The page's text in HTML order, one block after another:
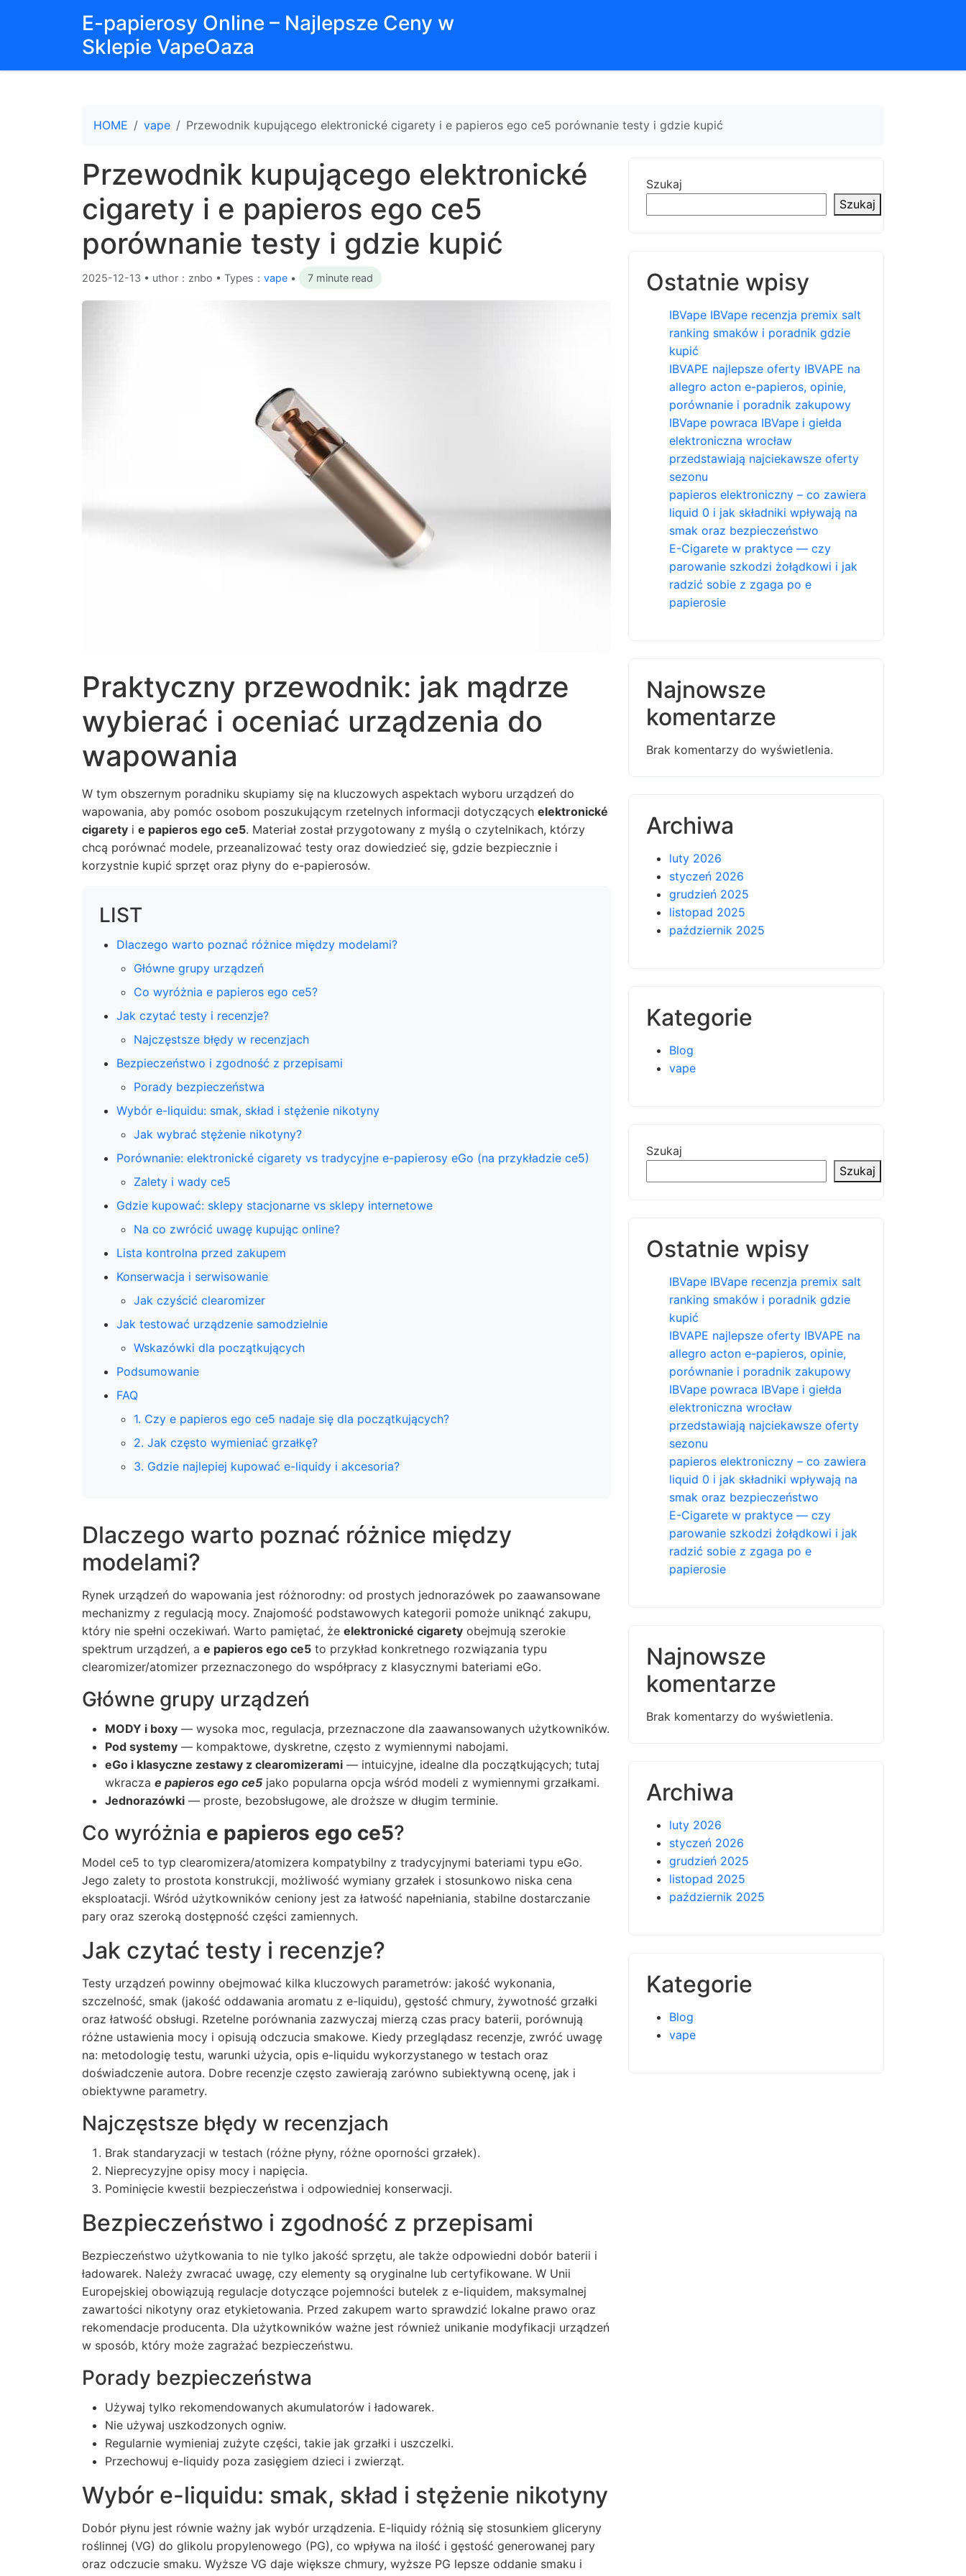
E-papierosy Online – Najlepsze Ceny w
Sklepie VapeOaza
HOME vape Przewodnik kupującego elektronické cigarety i e papieros ego ce5 porównanie testy i gdzie kupić
Przewodnik kupującego elektronické
cigarety i e papieros ego ce5
porównanie testy i gdzie kupić
2025-12-13 • uthor：znbo • Types： vape • 7 minute read
Praktyczny przewodnik: jak mądrze
wybierać i oceniać urządzenia do
wapowania
W tym obszernym poradniku skupiamy się na kluczowych aspektach wyboru urządzeń do
wapowania, aby pomóc osobom poszukującym rzetelnych informacji dotyczących elektronické
cigarety i e papieros ego ce5. Materiał został przygotowany z myślą o czytelnikach, którzy
chcą porównać modele, przeanalizować testy oraz dowiedzieć się, gdzie bezpiecznie i
korzystnie kupić sprzęt oraz płyny do e-papierosów.
LIST
Dlaczego warto poznać różnice między modelami?
Główne grupy urządzeń
Co wyróżnia e papieros ego ce5?
Jak czytać testy i recenzje?
Najczęstsze błędy w recenzjach
Bezpieczeństwo i zgodność z przepisami
Porady bezpieczeństwa
Wybór e-liquidu: smak, skład i stężenie nikotyny
Jak wybrać stężenie nikotyny?
Porównanie: elektronické cigarety vs tradycyjne e-papierosy eGo (na przykładzie ce5)
Zalety i wady ce5
Gdzie kupować: sklepy stacjonarne vs sklepy internetowe
Na co zwrócić uwagę kupując online?
Lista kontrolna przed zakupem
Konserwacja i serwisowanie
Jak czyścić clearomizer
Jak testować urządzenie samodzielnie
Wskazówki dla początkujących
Podsumowanie
FAQ
1. Czy e papieros ego ce5 nadaje się dla początkujących?
2. Jak często wymieniać grzałkę?
3. Gdzie najlepiej kupować e-liquidy i akcesoria?
Dlaczego warto poznać różnice między
modelami?
Rynek urządzeń do wapowania jest różnorodny: od prostych jednorazówek po zaawansowane
mechanizmy z regulacją mocy. Znajomość podstawowych kategorii pomoże uniknąć zakupu,
który nie spełni oczekiwań. Warto pamiętać, że elektronické cigarety obejmują szerokie
spektrum urządzeń, a e papieros ego ce5 to przykład konkretnego rozwiązania typu
clearomizer/atomizer przeznaczonego do współpracy z klasycznymi bateriami eGo.
Główne grupy urządzeń
MODY i boxy — wysoka moc, regulacja, przeznaczone dla zaawansowanych użytkowników.
Pod systemy — kompaktowe, dyskretne, często z wymiennymi nabojami.
eGo i klasyczne zestawy z clearomizerami — intuicyjne, idealne dla początkujących; tutaj
wkracza e papieros ego ce5 jako popularna opcja wśród modeli z wymiennymi grzałkami.
Jednorazówki — proste, bezobsługowe, ale droższe w długim terminie.
Co wyróżnia e papieros ego ce5?
Model ce5 to typ clearomizera/atomizera kompatybilny z tradycyjnymi bateriami typu eGo.
Jego zalety to prostota konstrukcji, możliwość wymiany grzałek i stosunkowo niska cena
eksploatacji. Wśród użytkowników ceniony jest za łatwość napełniania, stabilne dostarczanie
pary oraz szeroką dostępność części zamiennych.
Jak czytać testy i recenzje?
Testy urządzeń powinny obejmować kilka kluczowych parametrów: jakość wykonania,
szczelność, smak (jakość oddawania aromatu z e-liquidu), gęstość chmury, żywotność grzałki
oraz łatwość obsługi. Rzetelne porównania zazwyczaj mierzą czas pracy baterii, porównują
różne ustawienia mocy i opisują odczucia smakowe. Kiedy przeglądasz recenzje, zwróć uwagę
na: metodologię testu, warunki użycia, opis e-liquidu wykorzystanego w testach oraz
doświadczenie autora. Dobre recenzje często zawierają zarówno subiektywną ocenę, jak i
obiektywne parametry.
Najczęstsze błędy w recenzjach
Brak standaryzacji w testach (różne płyny, różne oporności grzałek).
Nieprecyzyjne opisy mocy i napięcia.
Pominięcie kwestii bezpieczeństwa i odpowiedniej konserwacji.
Bezpieczeństwo i zgodność z przepisami
Bezpieczeństwo użytkowania to nie tylko jakość sprzętu, ale także odpowiedni dobór baterii i
ładowarek. Należy zwracać uwagę, czy elementy są oryginalne lub certyfikowane. W Unii
Europejskiej obowiązują regulacje dotyczące pojemności butelek z e-liquidem, maksymalnej
zawartości nikotyny oraz etykietowania. Przed zakupem warto sprawdzić lokalne prawo oraz
rekomendacje producenta. Dla użytkowników ważne jest również unikanie modyfikacji urządzeń
w sposób, który może zagrażać bezpieczeństwu.
Porady bezpieczeństwa
Używaj tylko rekomendowanych akumulatorów i ładowarek.
Nie używaj uszkodzonych ogniw.
Regularnie wymieniaj zużyte części, takie jak grzałki i uszczelki.
Przechowuj e-liquidy poza zasięgiem dzieci i zwierząt.
Wybór e-liquidu: smak, skład i stężenie nikotyny
Dobór płynu jest równie ważny jak wybór urządzenia. E-liquidy różnią się stosunkiem gliceryny
roślinnej (VG) do glikolu propylenowego (PG), co wpływa na ilość i gęstość generowanej pary
oraz odczucie smaku. Wyższe VG daje większe chmury, wyższe PG lepsze oddanie smaku i
Szukaj
Szukaj
Ostatnie wpisy
IBVape IBVape recenzja premix salt
ranking smaków i poradnik gdzie
kupić
IBVAPE najlepsze oferty IBVAPE na
allegro acton e-papieros, opinie,
porównanie i poradnik zakupowy
IBVape powraca IBVape i giełda
elektroniczna wrocław
przedstawiają najciekawsze oferty
sezonu
papieros elektroniczny – co zawiera
liquid 0 i jak składniki wpływają na
smak oraz bezpieczeństwo
E-Cigarete w praktyce — czy
parowanie szkodzi żołądkowi i jak
radzić sobie z zgaga po e
papierosie
Najnowsze
komentarze
Brak komentarzy do wyświetlenia.
Archiwa
luty 2026
styczeń 2026
grudzień 2025
listopad 2025
październik 2025
Kategorie
Blog
vape
Szukaj
Szukaj
Ostatnie wpisy
IBVape IBVape recenzja premix salt
ranking smaków i poradnik gdzie
kupić
IBVAPE najlepsze oferty IBVAPE na
allegro acton e-papieros, opinie,
porównanie i poradnik zakupowy
IBVape powraca IBVape i giełda
elektroniczna wrocław
przedstawiają najciekawsze oferty
sezonu
papieros elektroniczny – co zawiera
liquid 0 i jak składniki wpływają na
smak oraz bezpieczeństwo
E-Cigarete w praktyce — czy
parowanie szkodzi żołądkowi i jak
radzić sobie z zgaga po e
papierosie
Najnowsze
komentarze
Brak komentarzy do wyświetlenia.
Archiwa
luty 2026
styczeń 2026
grudzień 2025
listopad 2025
październik 2025
Kategorie
Blog
vape